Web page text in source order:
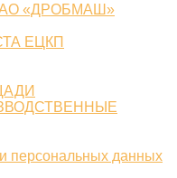
«ДРОБМАШ»
ЕЦКП
персональных данных